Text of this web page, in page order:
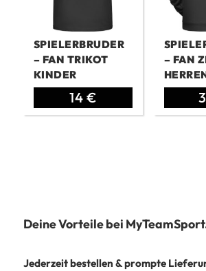
SPIELERBRUDER
– FAN TRIKOT
KINDER
Ursprünglicher
Preis
14 €Aktueller
Preis
– FAN
Deine Vorteile bei
Jederzeit bestellen & prompte